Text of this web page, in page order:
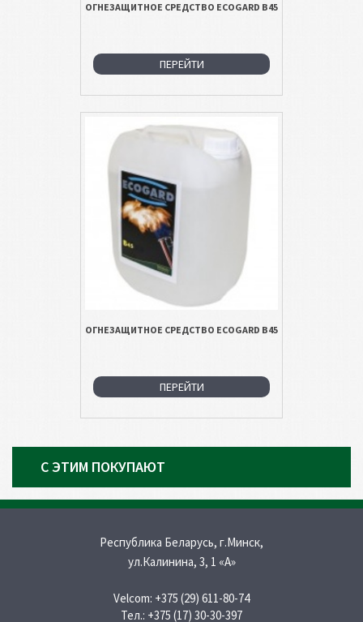
ОГНЕЗАЩИТНОЕ СРЕДСТВО ECOGARD B45
ПЕРЕЙТИ
ОГНЕЗАЩИТНОЕ СРЕДСТВО ECOGARD B45
ПЕРЕЙТИ
С ЭТИМ ПОКУПАЮТ
Республика Беларусь, г.Минск,
ул.Калинина, 3, 1 «A»
Velcom: +375 (29) 611-80-74
Тел.: +375 (17) 30-30-397